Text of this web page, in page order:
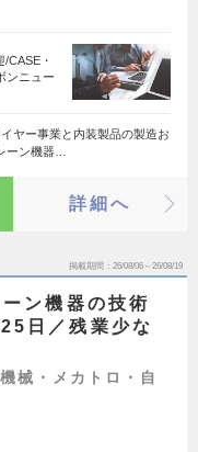
CASE・
ンニュー
ヤー事業と内装製品の製造お
ーン機器…
詳細へ
掲載期間 26/08/06～26/08/19
ン機器の技術
日／残業少な
械・メカトロ・自